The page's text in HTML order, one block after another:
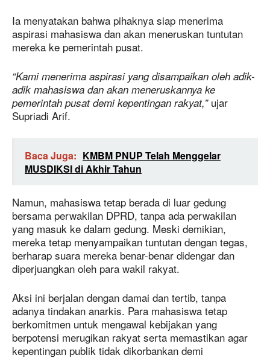
Ia menyatakan bahwa pihaknya siap menerima
aspirasi mahasiswa dan akan meneruskan tuntutan
mereka ke pemerintah pusat.
“Kami menerima aspirasi yang disampaikan oleh adik-
adik mahasiswa dan akan meneruskannya ke
pemerintah pusat demi kepentingan rakyat,”ujar
Supriadi Arif.
Baca Juga: KMBM PNUP Telah Menggelar
MUSDIKSI di Akhir Tahun
Namun, mahasiswa tetap berada di luar gedung
bersama perwakilan DPRD, tanpa ada perwakilan
yang masuk ke dalam gedung. Meski demikian,
mereka tetap menyampaikan tuntutan dengan tegas,
berharap suara mereka benar-benar didengar dan
diperjuangkan oleh para wakil rakyat.
Aksi ini berjalan dengan damai dan tertib, tanpa
adanya tindakan anarkis. Para mahasiswa tetap
berkomitmen untuk mengawal kebijakan yang
berpotensi merugikan rakyat serta memastikan agar
kepentingan publik tidak dikorbankan demi